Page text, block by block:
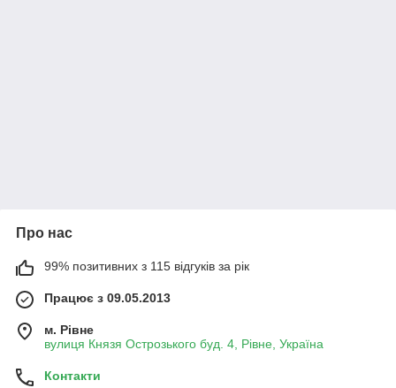
Про нас
99% позитивних з 115 відгуків за рік
Працює з 09.05.2013
м. Рівне
вулиця Князя Острозького буд. 4, Рівне, Україна
Контакти